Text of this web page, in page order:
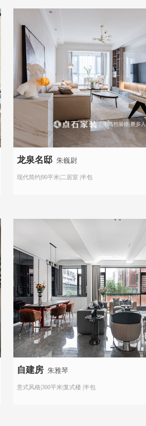
龙泉名邸 朱巍尉
现代简约|90平米|二居室 |半包
自建房 朱雅琴
意式风格|300平米|复式楼 |半包